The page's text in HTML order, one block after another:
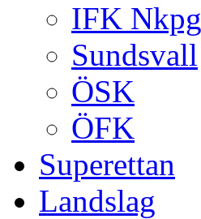
IFK Nkpg
Sundsvall
ÖSK
ÖFK
Superettan
Landslag